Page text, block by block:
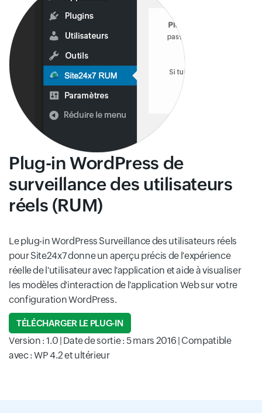
Plug-in WordPress de
surveillance des utilisateurs
réels (RUM)
Le plug-in WordPress Surveillance des utilisateurs réels
pour Site24x7 donne un aperçu précis de l'expérience
réelle de l'utilisateur avec l'application et aide à visualiser
les modèles d'interaction de l'application Web sur votre
configuration WordPress.
TÉLÉCHARGER LE PLUG-IN
Version : 1.0 | Date de sortie : 5 mars 2016 | Compatible
avec : WP 4.2 et ultérieur